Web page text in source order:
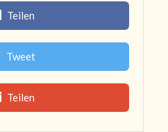
Teilen
Tweet
Teilen